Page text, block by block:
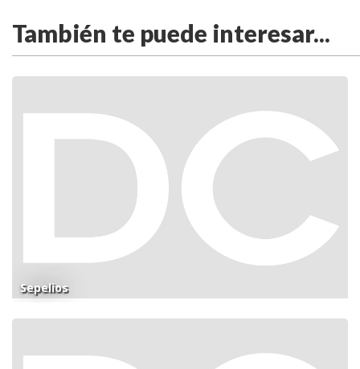
También te puede interesar...
Sepelios